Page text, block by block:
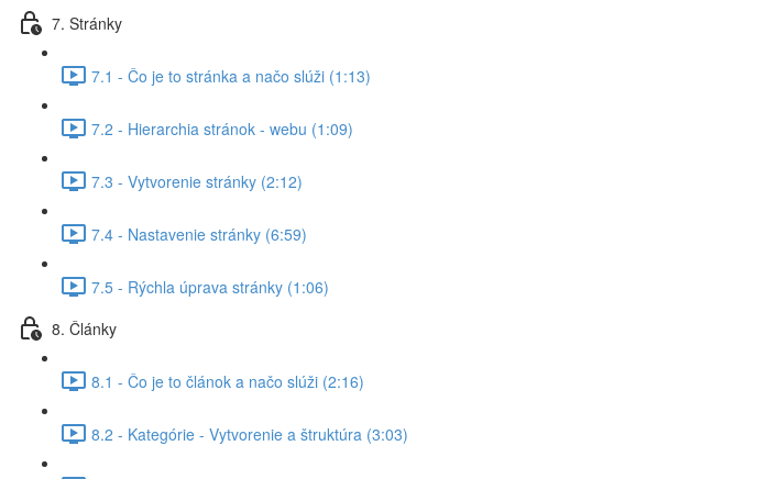
7. Stránky
7.1 - Čo je to stránka a načo slúži (1:13)
7.2 - Hierarchia stránok - webu (1:09)
7.3 - Vytvorenie stránky (2:12)
7.4 - Nastavenie stránky (6:59)
7.5 - Rýchla úprava stránky (1:06)
8. Články
8.1 - Čo je to článok a načo slúži (2:16)
8.2 - Kategórie - Vytvorenie a štruktúra (3:03)